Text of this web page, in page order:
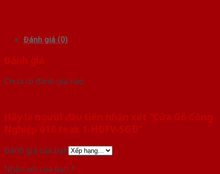
Đánh giá (0)
Đánh giá
Chưa có đánh giá nào.
Hãy là người đầu tiên nhận xét “Cửa Gỗ Công
Nghiệp 018 teak 1-HDFV-SGD”
Đánh giá của bạn
Nhận xét của bạn *